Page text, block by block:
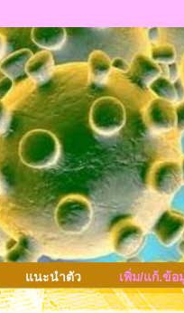
แนะนำตัว เพิ่ม/แก้.ข้